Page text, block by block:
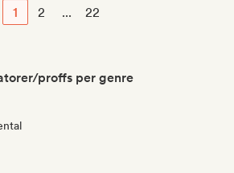
1 2 ... 22
proffs per genre